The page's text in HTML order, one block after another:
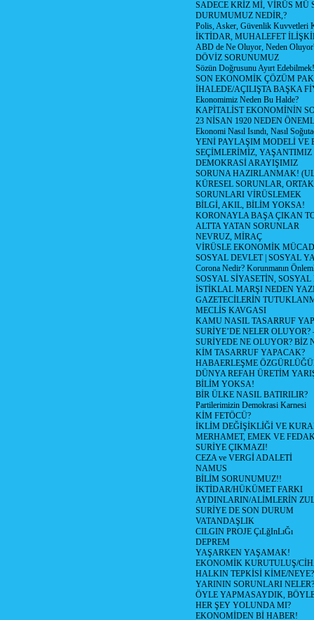
SADECE KRİZ Mİ, VİRÜS MÜ
DURUMUMUZ NEDİR,?
Polis, Asker, Güvenlik Kuvvetleri
İKTİDAR, MUHALEFET
ABD de Ne Oluyor, Neden
DÖVİZ SORUNUMUZ
Sözün Doğrusunu Ayırt Edebilmek!
SON EKONOMİK ÇÖZÜM
İHALEDE/AÇILIŞTA BAŞKA
Ekonomimiz Neden Bu Halde?
KAPİTALİST EKONOMİNİN
23 NİSAN 1920 NEDEN
Ekonomi Nasıl Isındı, Nasıl
YENİ PAYLAŞIM MODELİ VE
SEÇİMLERİMİZ, YAŞANTIMIZ
DEMOKRASİ ARAYIŞIMIZ
SORUNA HAZIRLANMAK!
KÜRESEL SORUNLAR,
SORUNLARI VİRÜSLEMEK
BİLGİ, AKIL, BİLİM YOKSA!
KORONAYLA BAŞA ÇIKAN
ALTTA YATAN SORUNLAR
NEVRUZ, MİRAÇ
VİRÜSLE EKONOMİK
SOSYAL DEVLET | SOSYAL
Corona Nedir? Korunmanın
SOSYAL SİYASETİN,
İSTİKLAL MARŞI NEDEN
GAZETECİLERİN
MECLİS KAVGASI
KAMU NASIL TASARRUF
SURİYE’DE NELER OLUYOR?
SURİYEDE NE OLUYOR? BİZ
KİM TASARRUF YAPACAK?
HABAERLEŞME
DÜNYA REFAH ÜRETİM
BİLİM YOKSA!
BİR ÜLKE NASIL BATIRILIR?
Partilerimizin Demokrasi Karnesi
KİM FETÖCÜ?
İKLİM DEĞİŞİKLİĞİ VE
MERHAMET, EMEK VE
SURİYE ÇIKMAZI!
CEZA ve VERGİ ADALETİ
NAMUS
BİLİM SORUNUMUZ!!
İKTİDAR/HÜKÜMET FARKI
AYDINLARIN/ALİMLERİN
SURİYE DE SON DURUM
VATANDAŞLIK
CILGIN PROJE ÇıLğInLıĞı
DEPREM
YAŞARKEN YAŞAMAK!
EKONOMİK KURUTULUŞ/
HALKIN TEPKİSİ KİME/NEYE?
YARININ SORUNLARI NELER?
ÖYLE YAPMASAYDIK,
HER ŞEY YOLUNDA MI?
EKONOMİDEN Bİ HABER!